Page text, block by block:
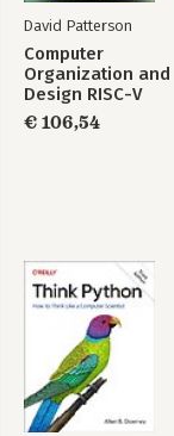
David Patterson
Computer
Organization and
Design RISC-V
Edition
€ 106,54